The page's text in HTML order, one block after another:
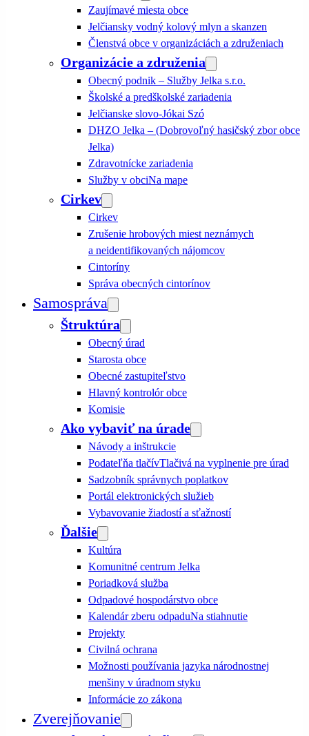
Zaujímavé miesta obce
Jelčiansky vodný kolový mlyn a skanzen
Členstvá obce v organizáciách a združeniach
Organizácie a združenia
Obecný podnik – Služby Jelka s.r.o.
Školské a predškolské zariadenia
Jelčianske slovo-Jókai Szó
DHZO Jelka – (Dobrovoľný hasičský zbor obce
Jelka)
Zdravotnícke zariadenia
Služby v obciNa mape
Cirkev
Cirkev
Zrušenie hrobových miest neznámych
a neidentifikovaných nájomcov
Cintoríny
Správa obecných cintorínov
Samospráva
Štruktúra
Obecný úrad
Starosta obce
Obecné zastupiteľstvo
Hlavný kontrolór obce
Komisie
Ako vybaviť na úrade
Návody a inštrukcie
Podateľňa tlačívTlačivá na vyplnenie pre úrad
Sadzobník správnych poplatkov
Portál elektronických služieb
Vybavovanie žiadostí a sťažností
Ďalšie
Kultúra
Komunitné centrum Jelka
Poriadková služba
Odpadové hospodárstvo obce
Kalendár zberu odpaduNa stiahnutie
Projekty
Civilná ochrana
Možnosti používania jazyka národnostnej
menšiny v úradnom styku
Informácie zo zákona
Zverejňovanie